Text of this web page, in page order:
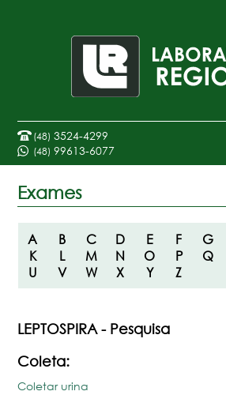
(48) 3524-4299
(48) 99613-6077
Exames
A B C D E F G
K
L M N O P Q
U
V W X Y Z
LEPTOSPIRA - Pesquisa
Coleta:
Coletar urina